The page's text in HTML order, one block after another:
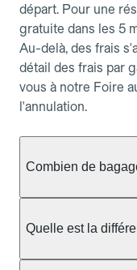
départ. Pour une
gratuite dans les 5
Au-delà, des frais
détail des frais par
vous à notre Foire
l'annulation.
Combien de
taxi berline
ou nombreux,
Quelle est la